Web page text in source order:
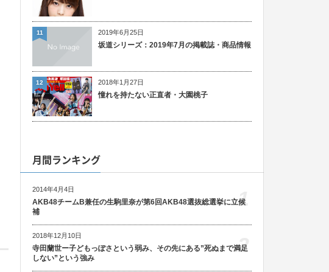
2019年6月25日
坂道シリーズ：2019年7月の掲載誌・商品情報
11
2018年1月27日
憧れを持たない正直者・大園桃子
12
月間ランキング
2014年4月4日
AKB48チームB兼任の生駒里奈が第6回AKB48選抜総選挙に立候
補
1
2018年12月10日
寺田蘭世ー子どもっぽさという弱み、その先にある”死ぬまで満足
しない”という強み
2